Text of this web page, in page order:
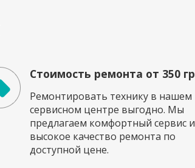
Стоимость ремонта от 350
Ремонтировать технику в нашем
сервисном центре выгодно. Мы
предлагаем комфортный сервис и
высокое качество ремонта по
доступной цене.